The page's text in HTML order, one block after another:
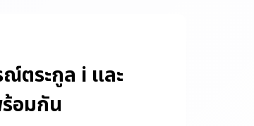
ตระกูล i และ
อมกัน